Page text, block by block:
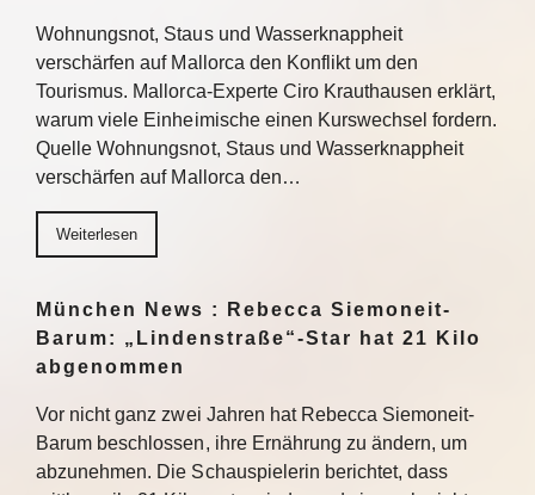
Wohnungsnot, Staus und Wasserknappheit
verschärfen auf Mallorca den Konflikt um den
Tourismus. Mallorca-Experte Ciro Krauthausen erklärt,
warum viele Einheimische einen Kurswechsel fordern.
Quelle Wohnungsnot, Staus und Wasserknappheit
verschärfen auf Mallorca den…
Weiterlesen
München News : Rebecca Siemoneit-
Barum: „Lindenstraße“-Star hat 21 Kilo
abgenommen
Vor nicht ganz zwei Jahren hat Rebecca Siemoneit-
Barum beschlossen, ihre Ernährung zu ändern, um
abzunehmen. Die Schauspielerin berichtet, dass